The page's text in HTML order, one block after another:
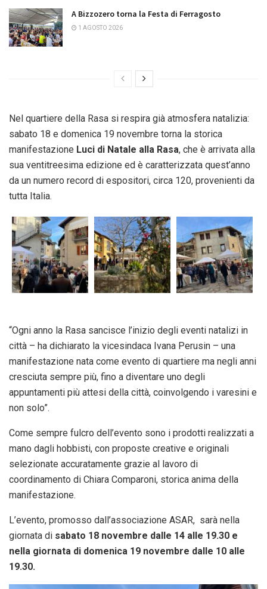
A Bizzozero torna la Festa di Ferragosto
1 AGOSTO 2026
Nel quartiere della Rasa si respira già atmosfera natalizia:
sabato 18 e domenica 19 novembre torna la storica
manifestazione Luci di Natale alla Rasa, che è arrivata alla
sua ventitreesima edizione ed è caratterizzata quest’anno
da un numero record di espositori, circa 120, provenienti da
tutta Italia.
“Ogni anno la Rasa sancisce l’inizio degli eventi natalizi in
città – ha dichiarato la vicesindaca Ivana Perusin – una
manifestazione nata come evento di quartiere ma negli anni
cresciuta sempre più, fino a diventare uno degli
appuntamenti più attesi della città, coinvolgendo i varesini e
non solo”.
Come sempre fulcro dell’evento sono i prodotti realizzati a
mano dagli hobbisti, con proposte creative e originali
selezionate accuratamente grazie al lavoro di
coordinamento di Chiara Comparoni, storica anima della
manifestazione.
L’evento, promosso dall’associazione ASAR, sarà nella
giornata di sabato 18 novembre dalle 14 alle 19.30 e
nella giornata di domenica 19 novembre dalle 10 alle
19.30.